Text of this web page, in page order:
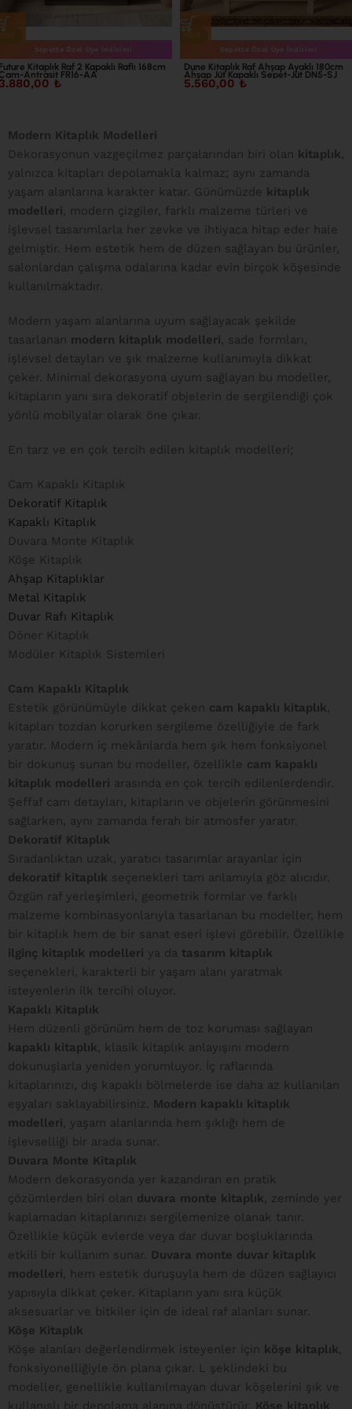
Sepette Özel Üye İndirimi
Kitaplık Raf 2 Kapaklı Raflı 168cm
Antrasit FR16-AA
₺
Sepette Özel Üye İndirimi
Dune Kitaplık Raf Ahşap Ayaklı 180cm
Ahşap Jüt Kapaklı Sepet-Jüt DN5-SJ
5.560,00 ₺
Modern Kitaplık Modelleri
Dekorasyonun vazgeçilmez parçalarından biri olan kitaplık,
yalnızca kitapları depolamakla kalmaz; aynı zamanda
yaşam alanlarına karakter katar. Günümüzde kitaplık
modelleri, modern çizgiler, farklı malzeme türleri ve
işlevsel tasarımlarla her zevke ve ihtiyaca hitap eder hale
gelmiştir. Hem estetik hem de düzen sağlayan bu ürünler,
salonlardan çalışma odalarına kadar evin birçok köşesinde
kullanılmaktadır.
Modern yaşam alanlarına uyum sağlayacak şekilde
tasarlanan modern kitaplık modelleri, sade formları,
işlevsel detayları ve şık malzeme kullanımıyla dikkat
çeker. Minimal dekorasyona uyum sağlayan bu modeller,
kitapların yanı sıra dekoratif objelerin de sergilendiği çok
yönlü mobilyalar olarak öne çıkar.
En tarz ve en çok tercih edilen kitaplık modelleri;
Cam Kapaklı Kitaplık
Dekoratif Kitaplık
Kapaklı Kitaplık
Duvara Monte Kitaplık
Köşe Kitaplık
Ahşap Kitaplıklar
Metal Kitaplık
Duvar Rafı Kitaplık
Döner Kitaplık
Modüler Kitaplık Sistemleri
Cam Kapaklı Kitaplık
Estetik görünümüyle dikkat çeken cam kapaklı kitaplık,
kitapları tozdan korurken sergileme özelliğiyle de fark
yaratır. Modern iç mekânlarda hem şık hem fonksiyonel
bir dokunuş sunan bu modeller, özellikle cam kapaklı
kitaplık modelleri arasında en çok tercih edilenlerdendir.
Şeffaf cam detayları, kitapların ve objelerin görünmesini
sağlarken, aynı zamanda ferah bir atmosfer yaratır.
Dekoratif Kitaplık
Sıradanlıktan uzak, yaratıcı tasarımlar arayanlar için
dekoratif kitaplık seçenekleri tam anlamıyla göz alıcıdır.
Özgün raf yerleşimleri, geometrik formlar ve farklı
malzeme kombinasyonlarıyla tasarlanan bu modeller, hem
bir kitaplık hem de bir sanat eseri işlevi görebilir. Özellikle
ilginç kitaplık modelleri ya da tasarım kitaplık
seçenekleri, karakterli bir yaşam alanı yaratmak
isteyenlerin ilk tercihi oluyor.
Kapaklı Kitaplık
Hem düzenli görünüm hem de toz koruması sağlayan
kapaklı kitaplık, klasik kitaplık anlayışını modern
dokunuşlarla yeniden yorumluyor. İç raflarında
kitaplarınızı, dış kapaklı bölmelerde ise daha az kullanılan
eşyaları saklayabilirsiniz. Modern kapaklı kitaplık
modelleri, yaşam alanlarında hem şıklığı hem de
işlevselliği bir arada sunar.
Duvara Monte Kitaplık
Modern dekorasyonda yer kazandıran en pratik
çözümlerden biri olan duvara monte kitaplık, zeminde yer
kaplamadan kitaplarınızı sergilemenize olanak tanır.
Özellikle küçük evlerde veya dar duvar boşluklarında
etkili bir kullanım sunar. Duvara monte duvar kitaplık
modelleri, hem estetik duruşuyla hem de düzen sağlayıcı
yapısıyla dikkat çeker. Kitapların yanı sıra küçük
aksesuarlar ve bitkiler için de ideal raf alanları sunar.
Köşe Kitaplık
Köşe alanları değerlendirmek isteyenler için köşe kitaplık,
fonksiyonelliğiyle ön plana çıkar. L şeklindeki bu
modeller, genellikle kullanılmayan duvar köşelerini şık ve
kullanışlı bir depolama alanına dönüştürür.
Köşe kitaplık